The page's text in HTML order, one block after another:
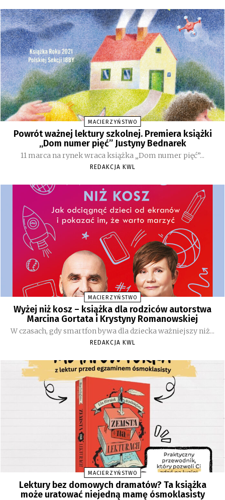
MACIERZYŃSTWO
Powrót ważnej lektury szkolnej. Premiera książki
„Dom numer pięć” Justyny Bednarek
11 marca na rynek wraca książka „Dom numer pięć”...
REDAKCJA KWL
MACIERZYŃSTWO
Wyżej niż kosz – książka dla rodziców autorstwa
Marcina Gortata i Krystyny Romanowskiej
W czasach, gdy smartfon bywa dla dziecka ważniejszy niż...
REDAKCJA KWL
MACIERZYŃSTWO
Lektury bez domowych dramatów? Ta książka
może uratować niejedną mamę ósmoklasisty